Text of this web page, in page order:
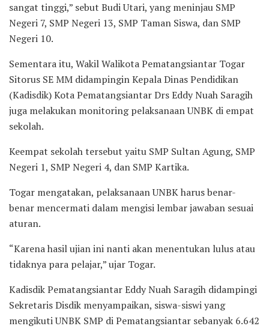
sangat tinggi,” sebut Budi Utari, yang meninjau SMP
Negeri 7, SMP Negeri 13, SMP Taman Siswa, dan SMP
Negeri 10.
Sementara itu, Wakil Walikota Pematangsiantar Togar
Sitorus SE MM didampingin Kepala Dinas Pendidikan
(Kadisdik) Kota Pematangsiantar Drs Eddy Nuah Saragih
juga melakukan monitoring pelaksanaan UNBK di empat
sekolah.
Keempat sekolah tersebut yaitu SMP Sultan Agung, SMP
Negeri 1, SMP Negeri 4, dan SMP Kartika.
Togar mengatakan, pelaksanaan UNBK harus benar-
benar mencermati dalam mengisi lembar jawaban sesuai
aturan.
“Karena hasil ujian ini nanti akan menentukan lulus atau
tidaknya para pelajar,” ujar Togar.
Kadisdik Pematangsiantar Eddy Nuah Saragih didampingi
Sekretaris Disdik menyampaikan, siswa-siswi yang
mengikuti UNBK SMP di Pematangsiantar sebanyak 6.642